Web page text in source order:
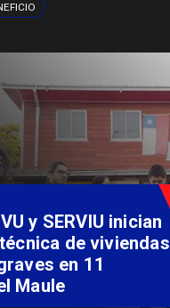
y SERVIU inician
de viviendas
en 11
Maule